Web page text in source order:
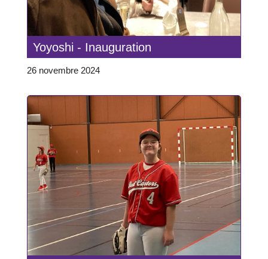
Yoyoshi - Inauguration
26 novembre 2024